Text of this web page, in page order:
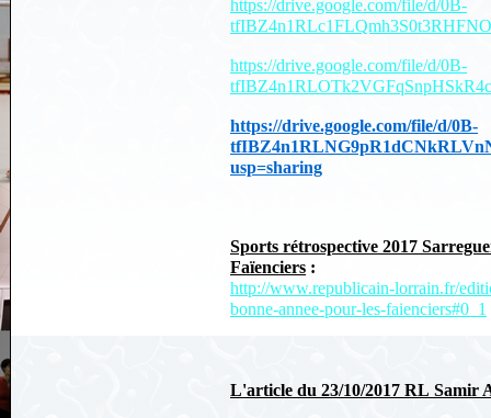
https://drive.google.com/file/d/0B-
https://drive.google.com/file/d/0B-
https://drive.google.com/file/d/0B-
usp=sharing
Sports rétrospective 2017
Faïenciers :
http://www.republicain-lorrain.fr/
bonne-annee-pour-les-faienciers#0_1
L'article du 23/10/2017 RL Samir